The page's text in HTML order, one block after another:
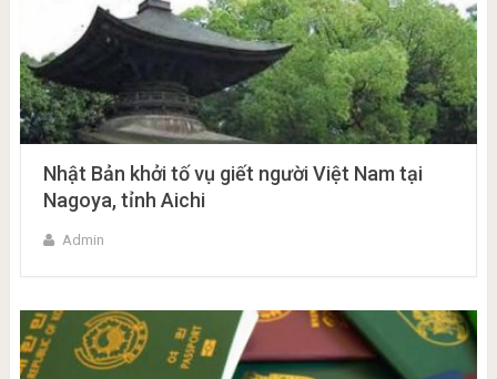
Nhật Bản khởi tố vụ giết người Việt Nam tại
Nagoya, tỉnh Aichi
Admin